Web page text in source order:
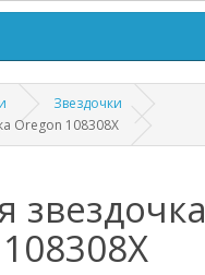
Звездочки
Oregon 108308X
звездочка